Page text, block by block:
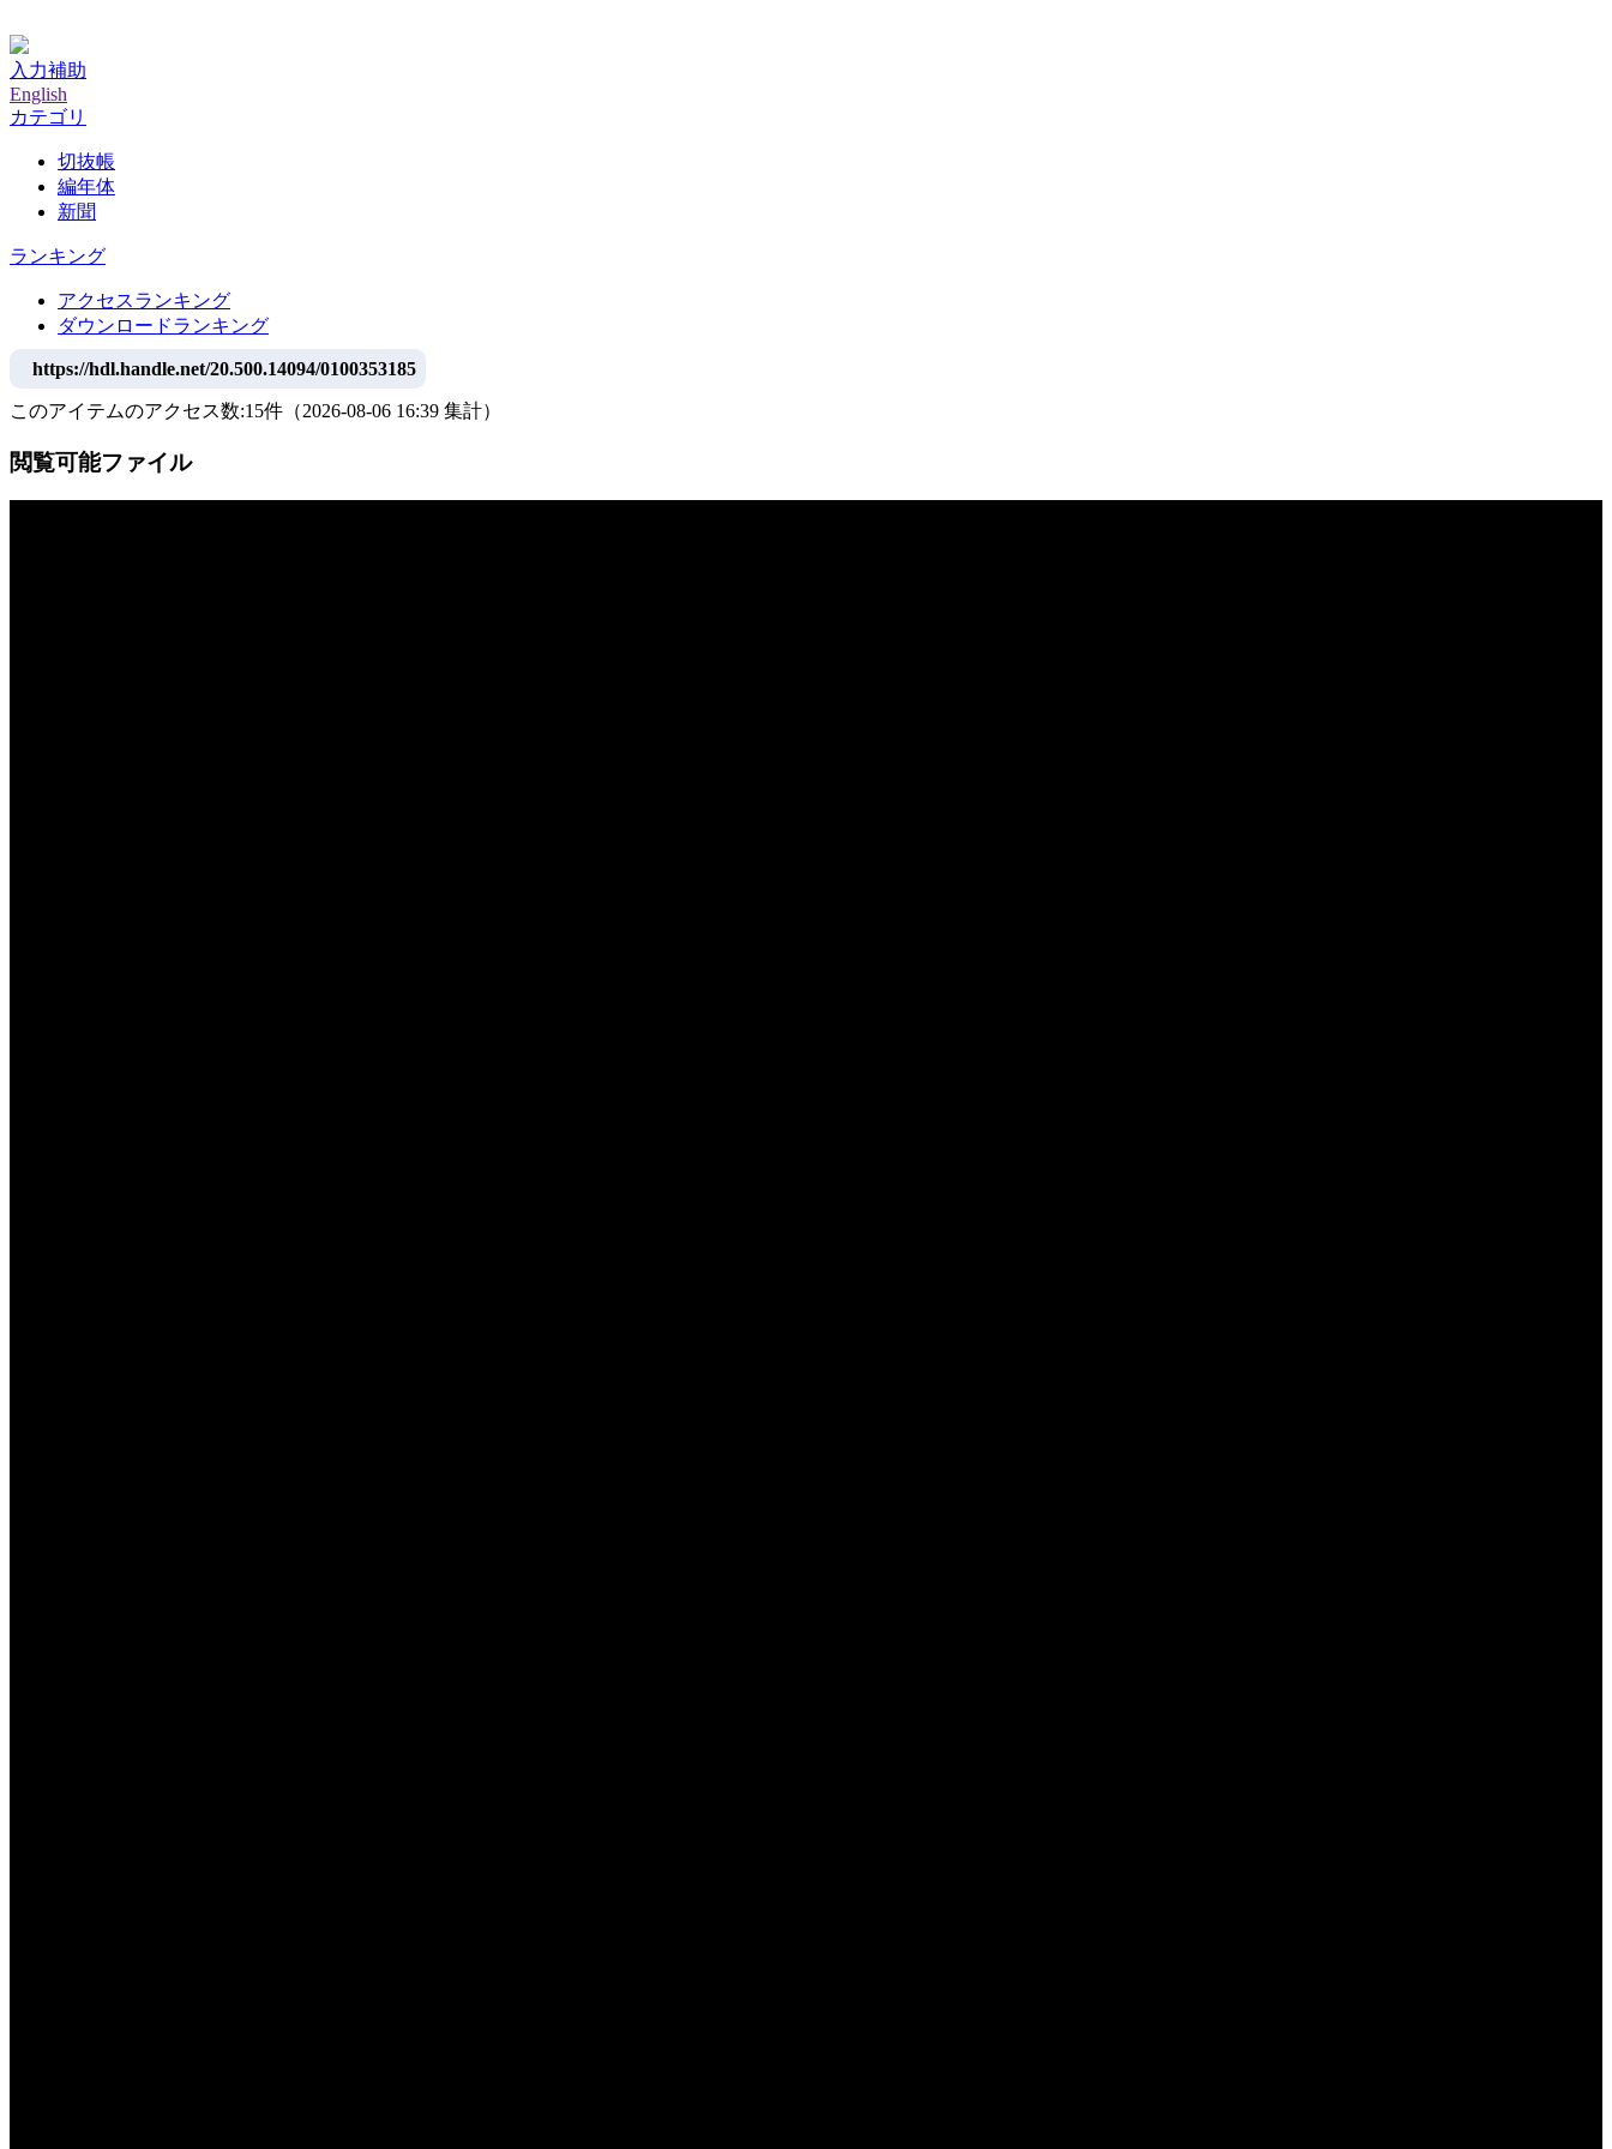
入力補助
English
カテゴリ
切抜帳
編年体
新聞
ランキング
アクセスランキング
ダウンロードランキング
https://hdl.handle.net/20.500.14094/0100353185
このアイテムのアクセス数:15件 （2026-08-06 16:39 集計）
閲覧可能ファイル